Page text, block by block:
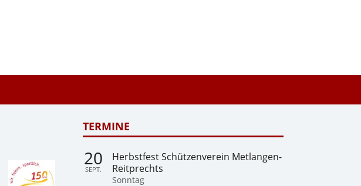
TERMINE
20
SEPT.
Herbstfest Schützenverein Metlangen-
Reitprechts
Sonntag